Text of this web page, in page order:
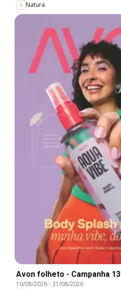
Natura
Avon folheto - Campanha 13
10/08/2026-31/08/2026